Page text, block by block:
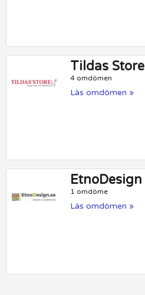
Tildas Store
4 omdömen
Läs omdömen »
EtnoDesign
1 omdöme
Läs omdömen »